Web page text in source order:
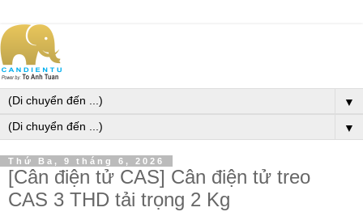
▼
▼
Thứ Ba, 9 tháng 6, 2026
[Cân điện tử CAS] Cân điện tử treo
CAS 3 THD tải trọng 2 Kg